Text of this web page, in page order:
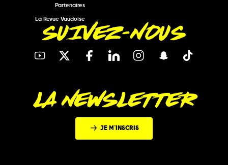
Partenaires
La Revue Vaudoise
SUIVEZ-NOUS
LA NEWSLETTER
JE M'INSCRIS